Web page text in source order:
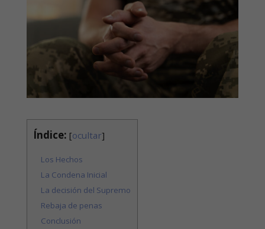
Índice: [ocultar]
Los Hechos
La Condena Inicial
La decisión del Supremo
Rebaja de penas
Conclusión